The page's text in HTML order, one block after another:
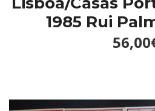
1985 Rui